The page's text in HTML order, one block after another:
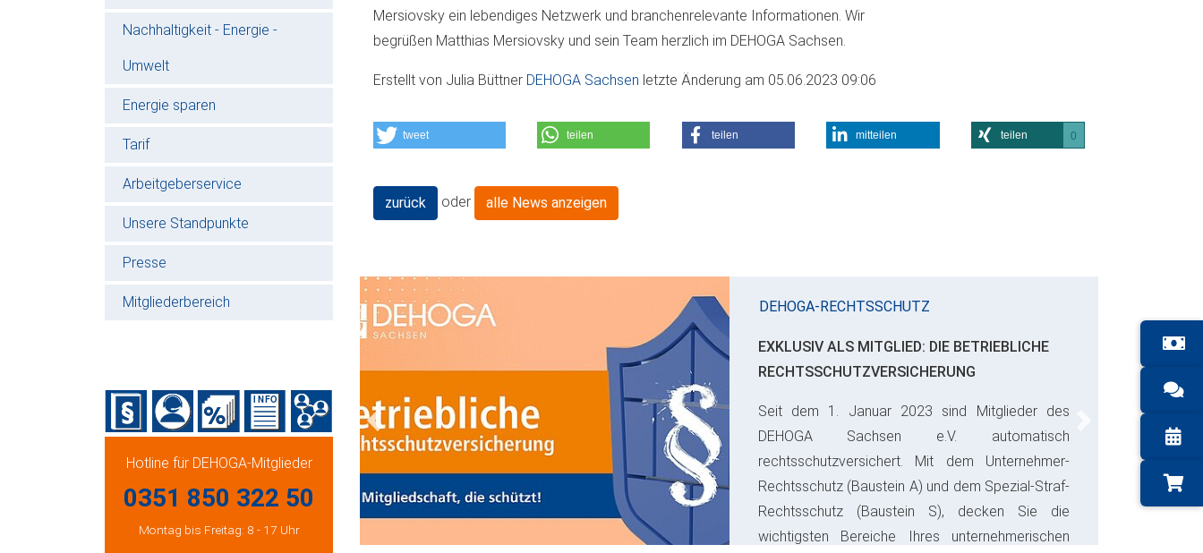
Nachhaltigkeit - Energie -
Umwelt
Energie sparen
Tarif
Arbeitgeberservice
Unsere Standpunkte
Presse
Mitgliederbereich
Hotline für DEHOGA-Mitglieder
0351 850 322 50
Montag bis Freitag: 8 - 17 Uhr
Mersiovsky ein lebendiges Netzwerk und branchenrelevante Informationen. Wir
begrüßen Matthias Mersiovsky und sein Team herzlich im DEHOGA Sachsen.
Erstellt von Julia Büttner DEHOGA Sachsen letzte Änderung am 05.06.2023 09:06
tweet teilen teilen mitteilen teilen 0
zurück oder alle News anzeigen
DEHOGA-RECHTSSCHUTZ
EXKLUSIV ALS MITGLIED: DIE BETRIEBLICHE
RECHTSSCHUTZVERSICHERUNG
Seit dem 1. Januar 2023 sind Mitglieder des
DEHOGA Sachsen e.V. automatisch
rechtsschutzversichert. Mit dem Unternehmer-
Rechtsschutz (Baustein A) und dem Spezial-Straf-
Rechtsschutz (Baustein S), decken Sie die
wichtigsten Bereiche Ihres unternehmerischen
Previous